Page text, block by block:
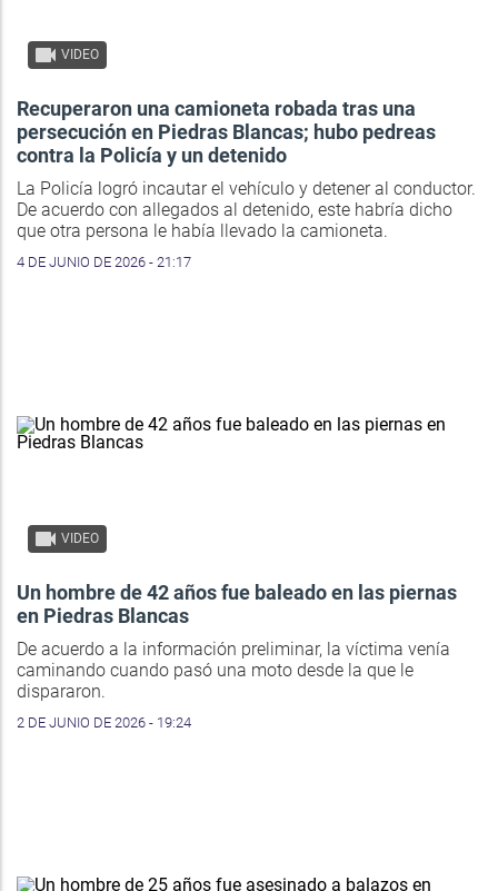
VIDEO
Recuperaron una camioneta robada tras una
persecución en Piedras Blancas; hubo pedreas
contra la Policía y un detenido
La Policía logró incautar el vehículo y detener al conductor.
De acuerdo con allegados al detenido, este habría dicho
que otra persona le había llevado la camioneta.
4 DE JUNIO DE 2026 - 21:17
VIDEO
Un hombre de 42 años fue baleado en las piernas
en Piedras Blancas
De acuerdo a la información preliminar, la víctima venía
caminando cuando pasó una moto desde la que le
dispararon.
2 DE JUNIO DE 2026 - 19:24